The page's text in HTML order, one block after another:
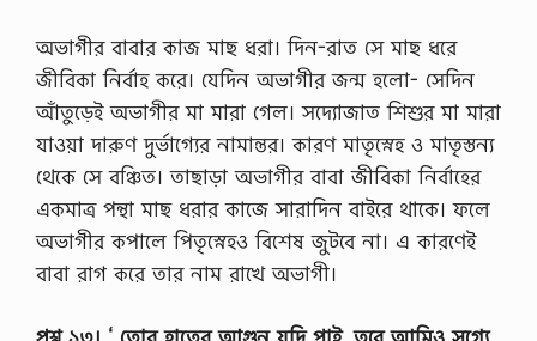
অভাগীর বাবার কাজ মাছ ধরা। দিন-রাত সে মাছ ধরে
জীবিকা নির্বাহ করে। যেদিন অভাগীর জন্ম হলাে- সেদিন
আঁতুড়েই অভাগীর মা মারা গেল। সদ্যোজাত শিশুর মা মারা
যাওয়া দারুণ দুর্ভাগ্যের নামান্তর। কারণ মাতৃস্নেহ ও মাতৃস্তন্য
থেকে সে বঞ্চিত। তাছাড়া অভাগীর বাবা জীবিকা নির্বাহের
একমাত্র পন্থা মাছ ধরার কাজে সারাদিন বাইরে থাকে। ফলে
অভাগীর কপালে পিতৃস্নেহও বিশেষ জুটবে না। এ কারণেই
বাবা রাগ করে তার নাম রাখে অভাগী।